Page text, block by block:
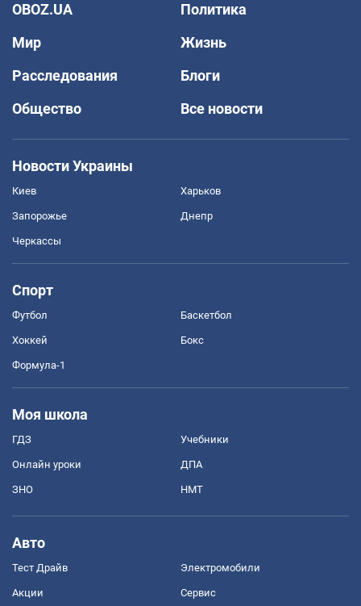
OBOZ.UA
Политика
Мир
Жизнь
Расследования
Блоги
Общество
Все новости
Новости Украины
Киев Харьков
Запорожье Днепр
Черкассы
Спорт
Футбол Баскетбол
Хоккей Бокс
Формула-1
Моя школа
ГДЗ Учебники
Онлайн уроки ДПА
ЗНО НМТ
Авто
Тест Драйв Электромобили
Акции Сервис